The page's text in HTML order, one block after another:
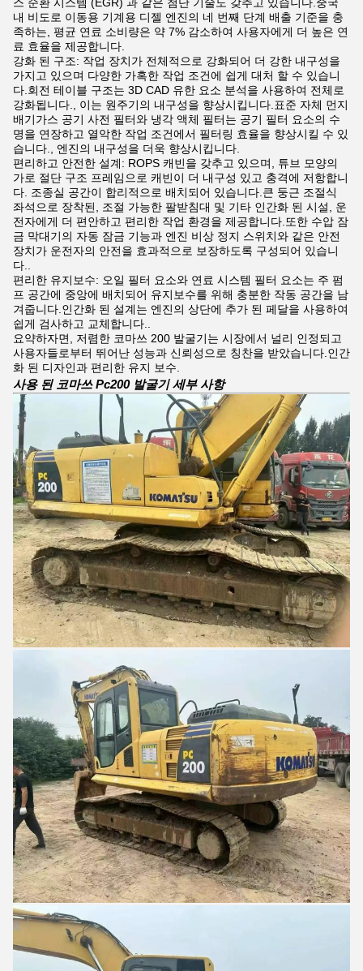
내 비도로 이동용 기계용 디젤 엔진의 네 번째 단계 배출 기준을 충
족하는, 평균 연료 소비량은 약 7% 감소하여 사용자에게 더 높은 연
료 효율을 제공합니다.
강화 된 구조: 작업 장치가 전체적으로 강화되어 더 강한 내구성을
가지고 있으며 다양한 가혹한 작업 조건에 쉽게 대처 할 수 있습니
다.회전 테이블 구조는 3D CAD 유한 요소 분석을 사용하여 전체로
강화됩니다., 이는 원주기의 내구성을 향상시킵니다.표준 자체 먼지
배기가스 공기 사전 필터와 냉각 액체 필터는 공기 필터 요소의 수
명을 연장하고 열악한 작업 조건에서 필터링 효율을 향상시킬 수 있
습니다., 엔진의 내구성을 더욱 향상시킵니다.
편리하고 안전한 설계: ROPS 캐빈을 갖추고 있으며, 튜브 모양의
가로 절단 구조 프레임으로 캐빈이 더 내구성 있고 충격에 저항합니
다. 조종실 공간이 합리적으로 배치되어 있습니다.큰 둥근 조절식
좌석으로 장착된, 조절 가능한 팔받침대 및 기타 인간화 된 시설, 운
전자에게 더 편안하고 편리한 작업 환경을 제공합니다.또한 수압 잠
금 막대기의 자동 잠금 기능과 엔진 비상 정지 스위치와 같은 안전
장치가 운전자의 안전을 효과적으로 보장하도록 구성되어 있습니
다..
편리한 유지보수: 오일 필터 요소와 연료 시스템 필터 요소는 주 펌
프 공간에 중앙에 배치되어 유지보수를 위해 충분한 작동 공간을 남
겨줍니다.인간화 된 설계는 엔진의 상단에 추가 된 페달을 사용하여
쉽게 검사하고 교체합니다..
요약하자면, 저렴한 코마쓰 200 발굴기는 시장에서 널리 인정되고
사용자들로부터 뛰어난 성능과 신뢰성으로 칭찬을 받았습니다.인간
화 된 디자인과 편리한 유지 보수.
사용 된 코마쓰 Pc200 발굴기 세부 사항